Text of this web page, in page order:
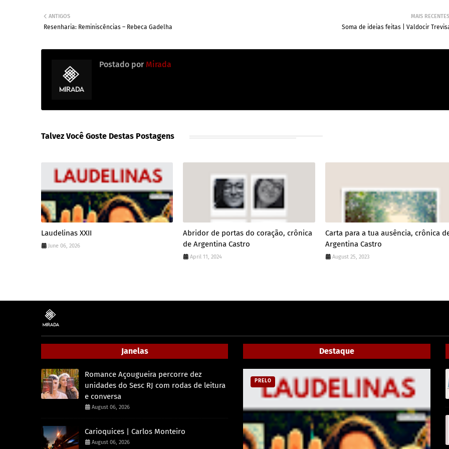
MAIS RECENTES
Soma de ideias feitas | Valdocir
ANTIGOS
Resenharia: Reminiscências – Rebeca Gadelha
Postado por Mirada
Talvez Você Goste Destas Postagens
Laudelinas XXII
June 06, 2026
Abridor de portas do coração, crônica
de Argentina Castro
April 11, 2024
Carta para a tua ausência, crônica
Argentina Castro
August 25, 2023
Janelas
Romance Açougueira percorre dez
unidades do Sesc RJ com rodas de leitura
e conversa
August 06, 2026
Carioquices | Carlos Monteiro
August 06, 2026
Destaque
PRELO